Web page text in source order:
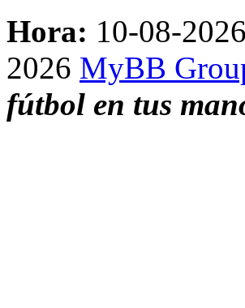
Hora: 10-08-
2026 MyBB
fútbol en tus